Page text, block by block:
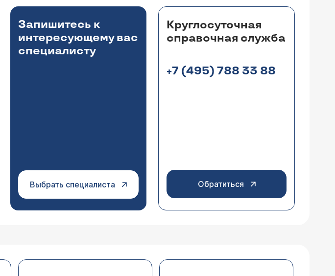
Запишитесь к
интересующему вас
специалисту
Выбрать специалиста
Круглосуточная
справочная служба
+7 (495) 788 33 88
Обратиться